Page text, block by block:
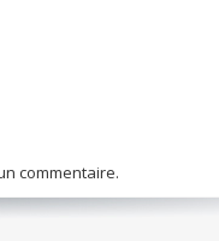
commentaire.